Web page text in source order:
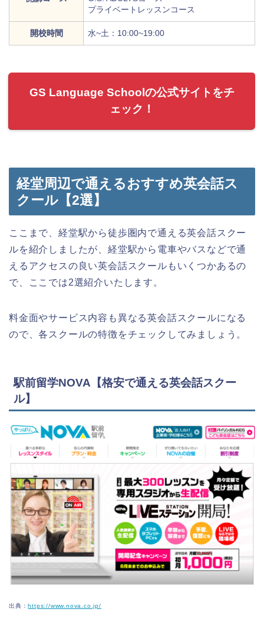
プライベートレッスンコース
開校時間 水~土：10:00~19:00
GS Language Schoolの公式サイトをチ
ェック！
経堂周辺で通えるおすすめ英会話ス
クール【2選】
ここまで、経堂駅から徒歩圏内で通える英会話スクー
ルを紹介しましたが、経堂駅から電車やバスなどで通
えるアクセスの良い英会話スクールもいくつかあるの
で、ここでは2選紹介いたします。
料金面やサービス内容も異なる英会話スクールになる
ので、各スクールの特徴をチェックしてみましょう。
駅前留学NOVA【格安で通える英会話スクー
ル】
出典：https://www.nova.co.jp/